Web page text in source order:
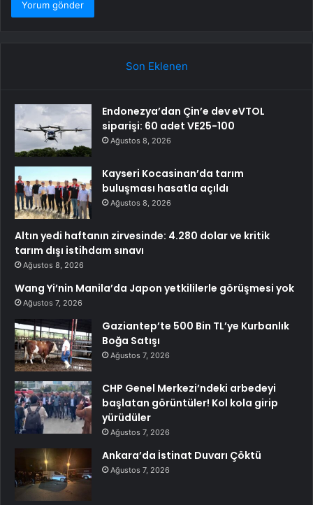
Son Eklenen
Endonezya’dan Çin’e dev eVTOL
siparişi: 60 adet VE25-100
Ağustos 8, 2026
Kayseri Kocasinan’da tarım
buluşması hasatla açıldı
Ağustos 8, 2026
Altın yedi haftanın zirvesinde: 4.280 dolar ve kritik
tarım dışı istihdam sınavı
Ağustos 8, 2026
Wang Yi’nin Manila’da Japon yetkililerle görüşmesi yok
Ağustos 7, 2026
Gaziantep’te 500 Bin TL’ye Kurbanlık
Boğa Satışı
Ağustos 7, 2026
CHP Genel Merkezi’ndeki arbedeyi
başlatan görüntüler! Kol kola girip
yürüdüler
Ağustos 7, 2026
Ankara’da İstinat Duvarı Çöktü
Ağustos 7, 2026